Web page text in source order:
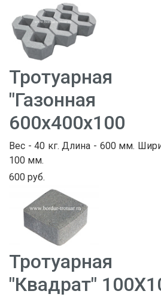
"Газонная
600х400х100
Вес - 40 кг. Длина - 600 мм.
100 мм.
600 руб.
"Квадрат"